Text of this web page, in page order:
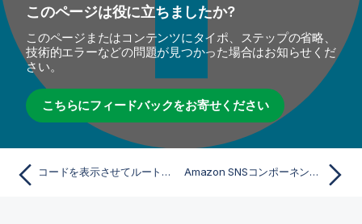
このページは役に立ちましたか?
このページまたはコンテンツにタイポ、ステップの省略、
技術的エラーなどの問題が見つかった場合はお知らせくだ
さい。
こちらにフィードバックをお寄せください
コードを表示させてルートを実行 Amazon SNSコンポーネント - メディエーション